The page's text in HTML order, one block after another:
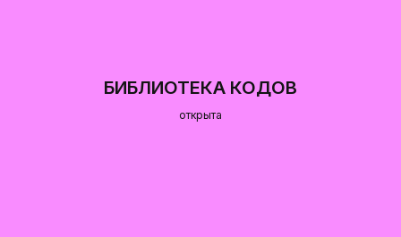
БИБЛИОТЕКА КОДОВ
открыта